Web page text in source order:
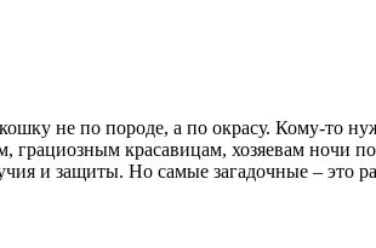
не по породе, а по окрасу. Кому-то
грациозным красавицам, хозяевам ночи
и защиты. Но самые загадочные – это